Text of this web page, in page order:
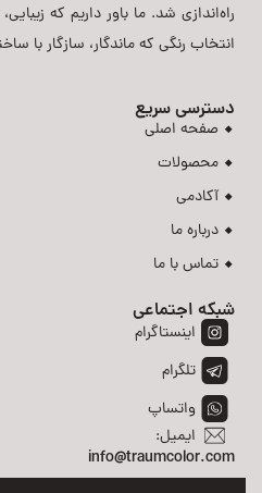
راه‌اندازی شد. ما باور داریم که
انتخاب رنگی که ماندگار، سازگار با
دسترسی سریع
صفحه اصلی
محصولات
آکادمی
درباره ما
تماس با ما
شبکه اجتماعی
اینستاگرام
تلگرام
واتساپ
ایمیل:
info@traumcolor.com